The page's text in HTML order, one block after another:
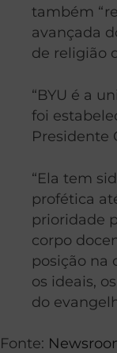
também
avançada
de religião
“BYU é a
foi
Presidente
“Ela tem
profética
prioridade
corpo
posição na
os ideais,
do
Fonte: